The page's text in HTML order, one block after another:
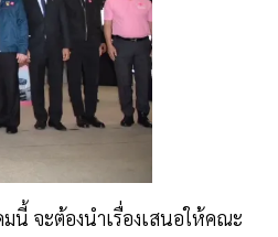
นี้ จะต้องนำเรื่องเสนอให้คณะ